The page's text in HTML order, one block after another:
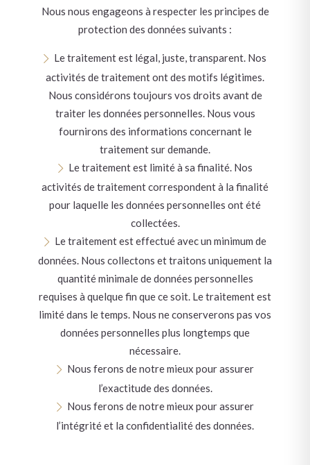
Nous nous engageons à respecter les principes de
protection des données suivants :
Le traitement est légal, juste, transparent. Nos
activités de traitement ont des motifs légitimes.
Nous considérons toujours vos droits avant de
traiter les données personnelles. Nous vous
fournirons des informations concernant le
traitement sur demande.
Le traitement est limité à sa finalité. Nos
activités de traitement correspondent à la finalité
pour laquelle les données personnelles ont été
collectées.
Le traitement est effectué avec un minimum de
données. Nous collectons et traitons uniquement la
quantité minimale de données personnelles
requises à quelque fin que ce soit. Le traitement est
limité dans le temps. Nous ne conserverons pas vos
données personnelles plus longtemps que
nécessaire.
Nous ferons de notre mieux pour assurer
l’exactitude des données.
Nous ferons de notre mieux pour assurer
l’intégrité et la confidentialité des données.